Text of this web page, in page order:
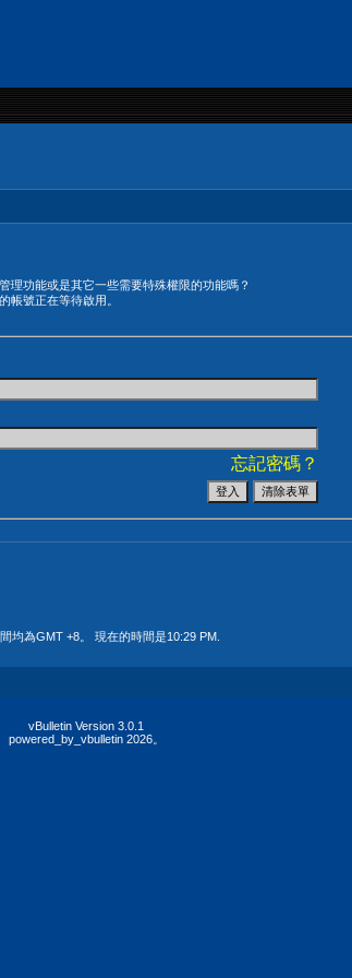
理功能或是其它一些需要特殊權限的功能嗎？
帳號正在等待啟用。
忘記密碼？
均為GMT +8。 現在的時間是10:29 PM
vBulletin Version 3.0.1
powered_by_vbulletin 2026。